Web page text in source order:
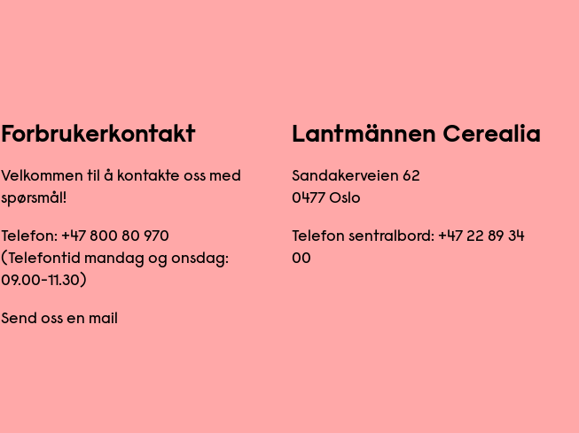
Forbrukerkontakt
Velkommen til å kontakte oss med
spørsmål!
Telefon: +47 800 80 970
(Telefontid mandag og onsdag:
09.00-11.30)
Send oss en mail
Lantmännen Cerealia
Sandakerveien 62
0477 Oslo
Telefon sentralbord: +47 22 89 34
00